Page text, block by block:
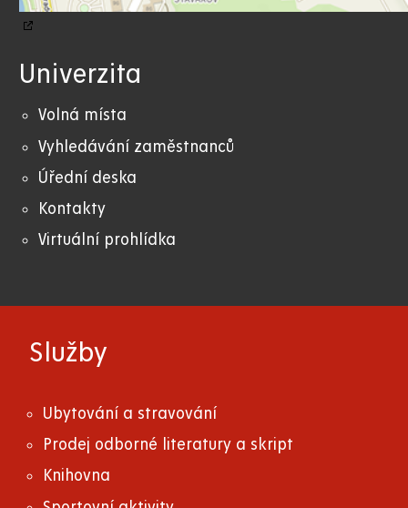
Univerzita
Volná místa
Vyhledávání zaměstnanců
Úřední deska
Kontakty
Virtuální prohlídka
Služby
Ubytování a stravování
Prodej odborné literatury a skript
Knihovna